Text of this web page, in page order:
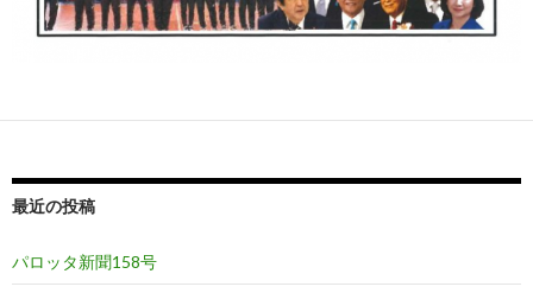
最近の投稿
パロッタ新聞158号